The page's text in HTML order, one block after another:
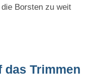
Borsten zu weit
das Trimmen